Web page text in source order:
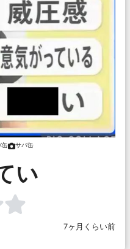
缶 サバ缶
い
7ヶ月くらい前